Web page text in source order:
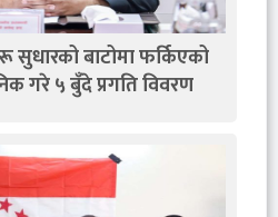
सुधारको बाटोमा फर्किएको
गरे ५ बुँदे प्रगति विवरण